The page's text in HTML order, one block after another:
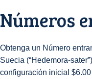
Números
Obtenga un Número
Suecia (“Hedemora-
configuración inicial